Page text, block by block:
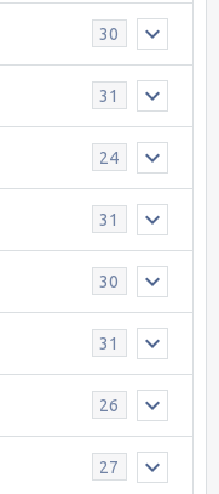
30
31
24
31
30
31
26
27